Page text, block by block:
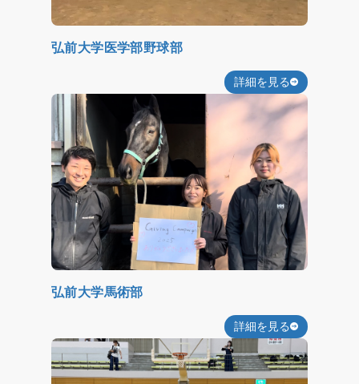
弘前大学医学部野球部
詳細を見る
弘前大学馬術部
詳細を見る